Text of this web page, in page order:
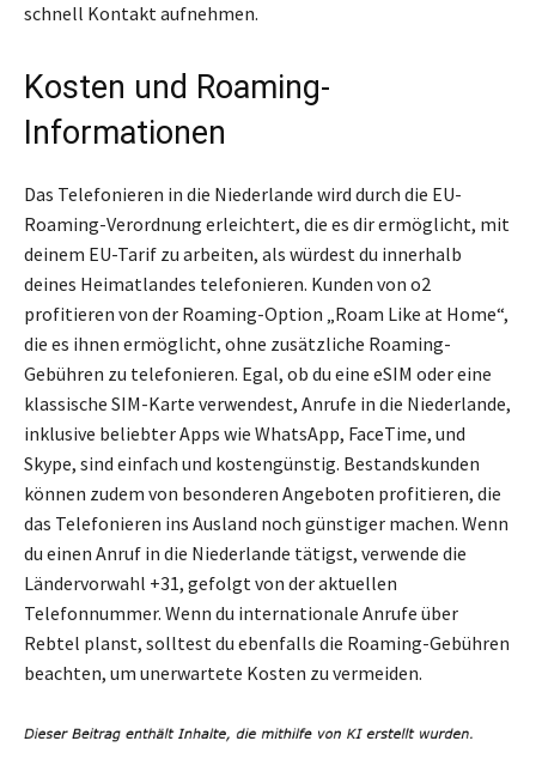
schnell Kontakt aufnehmen.
Kosten und Roaming-
Informationen
Das Telefonieren in die Niederlande wird durch die EU-
Roaming-Verordnung erleichtert, die es dir ermöglicht, mit
deinem EU-Tarif zu arbeiten, als würdest du innerhalb
deines Heimatlandes telefonieren. Kunden von o2
profitieren von der Roaming-Option „Roam Like at Home“,
die es ihnen ermöglicht, ohne zusätzliche Roaming-
Gebühren zu telefonieren. Egal, ob du eine eSIM oder eine
klassische SIM-Karte verwendest, Anrufe in die Niederlande,
inklusive beliebter Apps wie WhatsApp, FaceTime, und
Skype, sind einfach und kostengünstig. Bestandskunden
können zudem von besonderen Angeboten profitieren, die
das Telefonieren ins Ausland noch günstiger machen. Wenn
du einen Anruf in die Niederlande tätigst, verwende die
Ländervorwahl +31, gefolgt von der aktuellen
Telefonnummer. Wenn du internationale Anrufe über
Rebtel planst, solltest du ebenfalls die Roaming-Gebühren
beachten, um unerwartete Kosten zu vermeiden.